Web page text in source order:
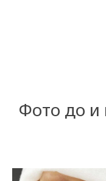
Фото до и